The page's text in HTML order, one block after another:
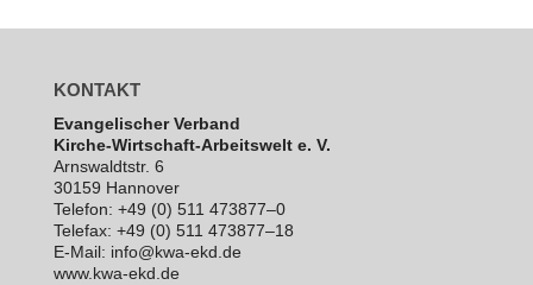
KONTAKT
Evan­ge­li­scher Verband
Kirche-Wirt­schaft-Arbeits­welt e. V.
Arns­waldt­str. 6
30159 Hannover
Telefon: +49 (0) 511 473877–0
Telefax: +49 (0) 511 473877–18
E‑Mail: info@kwa-ekd.de
www.kwa-ekd.de